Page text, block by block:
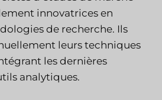
innovatrices en
de recherche. Ils
leurs techniques
les dernières
analytiques.